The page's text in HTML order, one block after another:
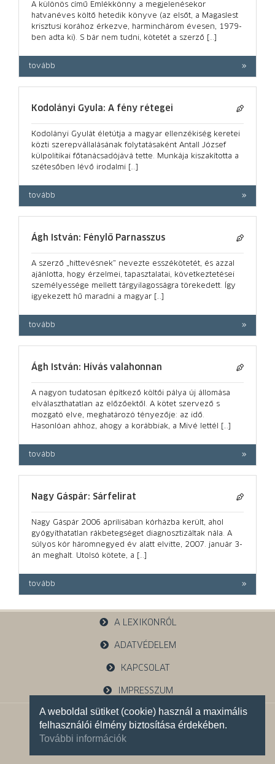
A weboldal sütiket (cookie) használ a maximális
felhasználói élmény biztosítása érdekében.
További információk
A különös című Emlékkönny a megjelenésekor
hatvanéves költő hetedik könyve (az elsőt, a Magaslest
krisztusi korához érkezve, harminchárom évesen, 1979-
ben adta ki). S bár nem tudni, kötetét a szerző […]
tovább
Kodolányi Gyula: A fény rétegei
Kodolányi Gyulát életútja a magyar ellenzékiség keretei
közti szerepvállalásának folytatásaként Antall József
külpolitikai főtanácsadójává tette. Munkája kiszakította a
szétesőben lévő irodalmi […]
tovább
Ágh István: Fénylő Parnasszus
A szerző „hittevésnek” nevezte esszékötetét, és azzal
ajánlotta, hogy érzelmei, tapasztalatai, következtetései
személyessége mellett tárgyilagosságra törekedett. Így
igyekezett hű maradni a magyar […]
tovább
Ágh István: Hívás valahonnan
A nagyon tudatosan építkező költői pálya új állomása
elválaszthatatlan az előzőektől. A kötet szervező s
mozgató elve, meghatározó tényezője: az idő.
Hasonlóan ahhoz, ahogy a korábbiak, a Mivé lettél […]
tovább
Nagy Gáspár: Sárfelirat
Nagy Gáspár 2006 áprilisában kórházba került, ahol
gyógyíthatatlan rákbetegséget diagnosztizáltak nála. A
súlyos kór háromnegyed év alatt elvitte, 2007. január 3-
án meghalt. Utolsó kötete, a […]
tovább
A LEXIKONRÓL
ADATVÉDELEM
KAPCSOLAT
IMPRESSZUM
1121 Budapest, Budakeszi u. 38.
+36 30 785 5595
Facebook oldalunk